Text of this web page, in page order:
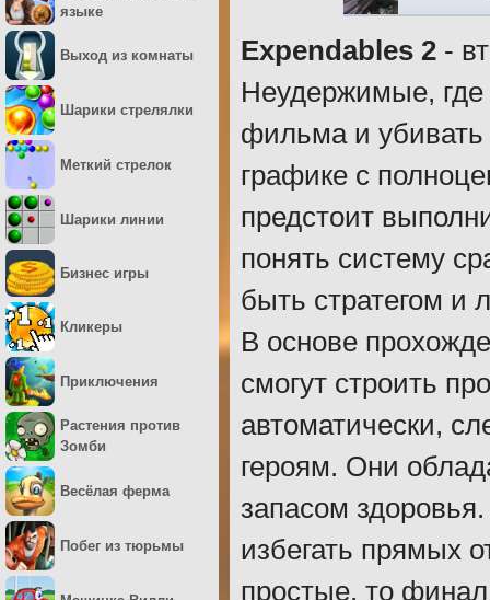
Expendables 2 -
Неудержимые,
фильма и убивать
графике с
предстоит
понять систему
быть стратегом и
В основе
смогут строить
автоматически,
героям. Они
запасом
избегать прямых
простые, то
языке
Выход из комнаты
Шарики стрелялки
Меткий стрелок
Шарики линии
Бизнес игры
Кликеры
Приключения
Растения против
Зомби
Весёлая ферма
Побег из тюрьмы